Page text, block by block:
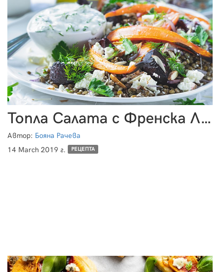
Топла Салата с Френска Леща и Печени Кореноплодни Зеленчуци
Автор: Бояна Рачева
14 March 2019 г.
РЕЦЕПТА